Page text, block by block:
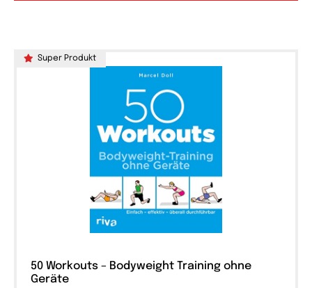
50 Workouts – Bodyweight Training ohne
Geräte
Super Produkt